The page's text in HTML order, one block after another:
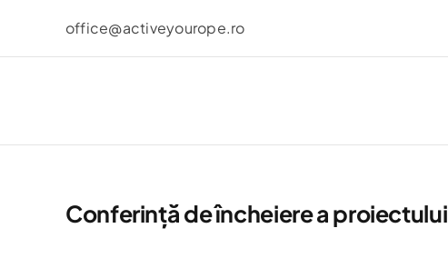
office@activeyourope.ro
Conferință de încheiere a